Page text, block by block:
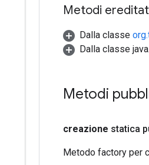
Metodi
Dalla classe
Dalla classe
Metodi
creazione statica
Metodo factory per